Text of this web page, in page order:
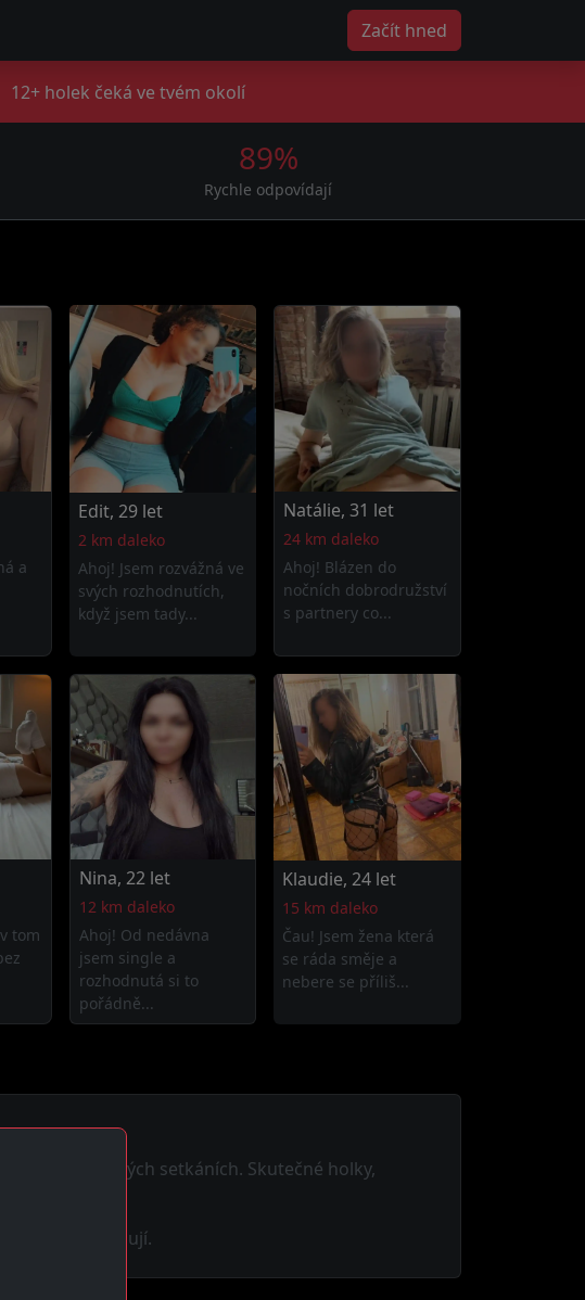
Začít hned
12+ holek čeká ve tvém okolí
89%
Rychle odpovídají
a
Edit, 29 let
2 km daleko
Ahoj! Jsem rozvážná ve
svých rozhodnutích,
když jsem tady...
Natálie, 31 let
24 km daleko
Ahoj! Blázen do
nočních dobrodružství
s partnery co...
tom
Nina, 22 let
12 km daleko
Ahoj! Od nedávna
jsem single a
rozhodnutá si to
pořádně...
Klaudie, 24 let
15 km daleko
Čau! Jsem žena která
se ráda směje a
nebere se příliš...
po nezávazných setkáních. Skutečné holky,
také oceňují.